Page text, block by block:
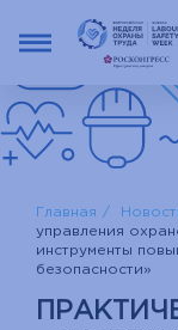
Главная
управления
инструменты
безопасности»